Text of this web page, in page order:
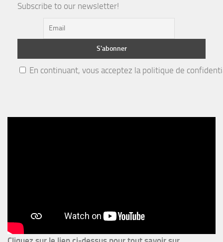
Subscribe to our newsletter!
En continuant, vous acceptez la politique de